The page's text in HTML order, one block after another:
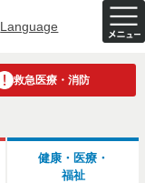
Language
救急医療・消防
健康・医療・
福祉